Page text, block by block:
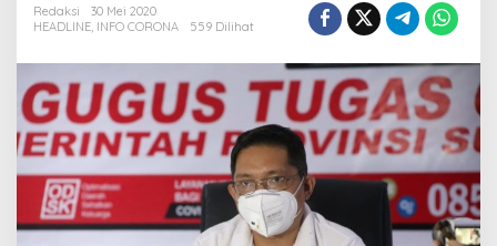
2
0
S
u
l
a
w
e
s
Redaksi
30 Mei 2020
HEADLINE, INFO CORONA 559 Dilihat